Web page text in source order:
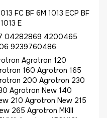
FC BF 6M 1013 ECP BF
E
04282869 4200465
9239760486
Agrotron 120
160 Agrotron 165
200 Agrotron 230
Agrotron New 140
210 Agrotron New 215
265 Agrotron MKIII